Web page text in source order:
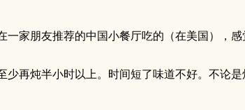
家朋友推荐的中国小餐厅吃的（在美国），感
再炖半小时以上。时间短了味道不好。不论